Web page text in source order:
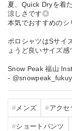
夏、Quick Dryを着
涼しさです◎
本気でおすすめのシ
ポロシャツはSサイ
ょうど良いサイズ感
Snow Peak 福山
-
メンズ アクセ
ショートパンツ